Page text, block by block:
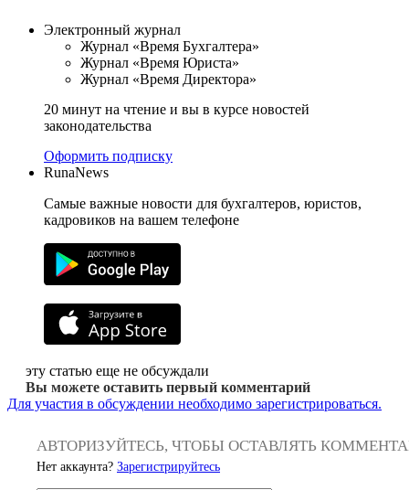
Электронный журнал
Журнал «Время Бухгалтера»
Журнал «Время Юриста»
Журнал «Время Директора»
20 минут на чтение и вы в курсе новостей
законодательства
Оформить подписку
RunaNews
Самые важные новости для бухгалтеров, юристов,
кадровиков на вашем телефоне
эту статью еще не обсуждали
Вы можете оставить первый комментарий
Для участия в обсуждении необходимо зарегистрироваться.
АВТОРИЗУЙТЕСЬ, ЧТОБЫ ОСТАВЛЯТЬ
Нет аккаунта? Зарегистрируйтесь